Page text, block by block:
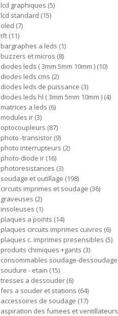
lcd graphiques 5
lcd standard 15
oled 7
tft 11
bargraphes a leds 1
buzzers et micros 8
diodes leds ( 3mm 5mm 10mm ) 10
diodes leds cms 2
diodes leds de puissance 3
diodes leds hl ( 3mm 5mm 10mm ) 4
matrices a leds 6
modules ir 3
optocoupleurs 87
photo -transistor 9
photo interrupteurs 2
photo-diode ir 16
photoresistances 3
soudage et outillage 198
circuits imprimes et soudage 36
graveuses 2
insoleuses 1
plaques a points 14
plaques circuits imprimes cuivres 6
plaques c. imprimes presensibles 5
produits chimiques +gants 3
consommables soudage-dessoudage
soudure - etain 15
tresses a dessouder 6
fers a souder et stations 64
accessoires de soudage 17
aspiration des fumees et ventillateurs